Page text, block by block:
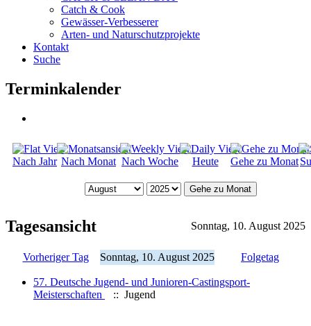
Catch & Cook
Gewässer-Verbesserer
Arten- und Naturschutzprojekte
Kontakt
Suche
Terminkalender
Nach Jahr Nach Monat Nach Woche Heute Gehe zu Monat
Gehe zu Monat
Tagesansicht Sonntag, 10. August 2025
Vorheriger Tag Sonntag, 10. August 2025 Folgetag
57. Deutsche Jugend- und Junioren-Castingsport-
Meisterschaften
:: Jugend